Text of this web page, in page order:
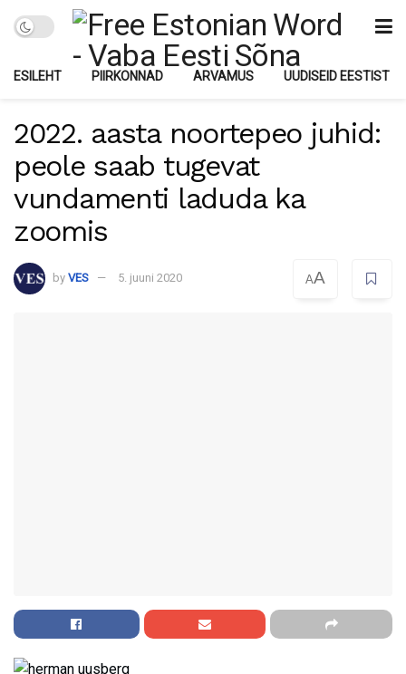
ESILEHT PIIRKONNAD ARVAMUS UUDISEID EESTIST
2022. aasta noortepeo juhid:
peole saab tugevat
vundamenti laduda ka
zoomis
by VES 5. juuni 2020 AA